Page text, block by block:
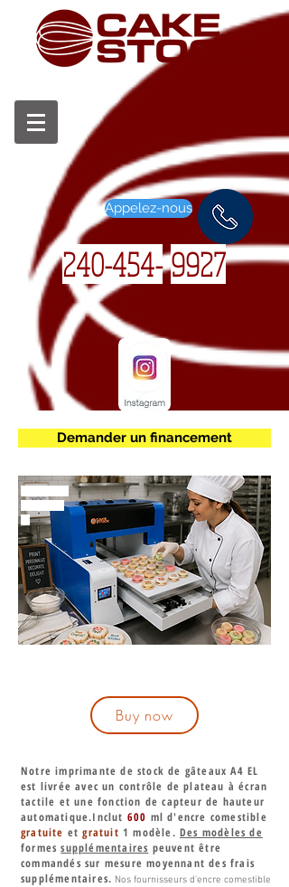
Appelez-nous
240-454- 9927
Demander un financement
Buy now
Notre imprimante de stock de gâteaux A4 EL
est livrée avec un contrôle de plateau à écran
tactile et une fonction de capteur de hauteur
automatique.Inclut 600 ml d'encre comestible
gratuite etgratuit 1 modèle.Des modèles de
formessupplémentaires peuvent être
commandés sur mesure moyennant des frais
supplémentaires. Nos fournisseurs d'encre comestible